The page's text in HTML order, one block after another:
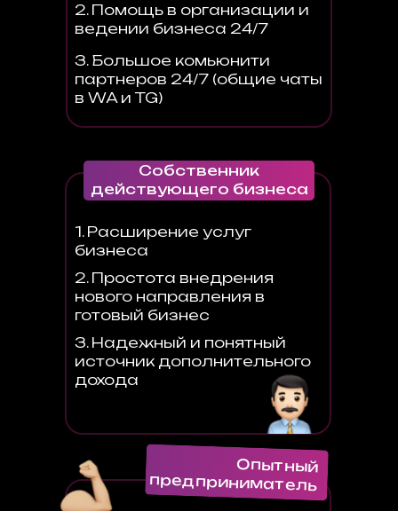
1. Расширение услуг
бизнеса
2. Помощь в организации и
ведении бизнеса 24/7
2. Простота внедрения
нового направления в
готовый бизнес
3. Большое комьюнити
партнеров 24/7 (общие чаты
в WA и TG)
3. Надежный и понятный
источник дополнительного
дохода
Собственник
действующего бизнеса
Опытный
предприниматель